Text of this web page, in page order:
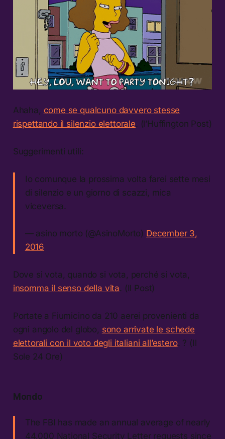
Ahaha, come se qualcuno davvero stesse
rispettando il silenzio elettorale. (l’Huffington Post)
Suggerimenti utili:
Io comunque la prossima volta farei sette mesi
di silenzio e un giorno di scazzi, mica
viceversa.
— asino morto (@AsinoMorto) December 3,
2016
Dove si vota, quando si vota, perché si vota,
insomma il senso della vita. (Il Post)
Portate a Fiumicino da 210 aerei provenienti da
ogni angolo del globo, sono arrivate le schede
elettorali con il voto degli italiani all’estero. ? (Il
Sole 24 Ore)
Mondo
The FBI has made an annual average of nearly
44,000 National Security Letter requests since